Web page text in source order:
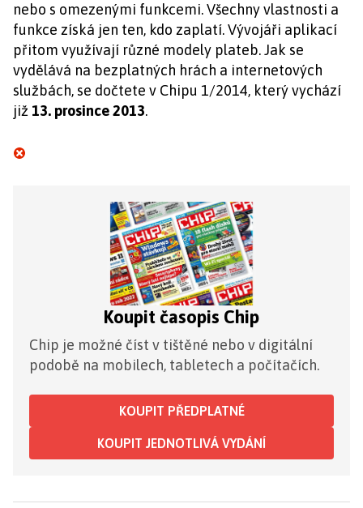
nebo s omezenými funkcemi. Všechny vlastnosti a
funkce získá jen ten, kdo zaplatí. Vývojáři aplikací
přitom využívají různé modely plateb. Jak se
vydělává na bezplatných hrách a internetových
službách, se dočtete v Chipu 1/2014, který vychází
již 13. prosince 2013.
Koupit časopis Chip
Chip je možné číst v tištěné nebo v digitální
podobě na mobilech, tabletech a počítačích.
KOUPIT PŘEDPLATNÉ
KOUPIT JEDNOTLIVÁ VYDÁNÍ